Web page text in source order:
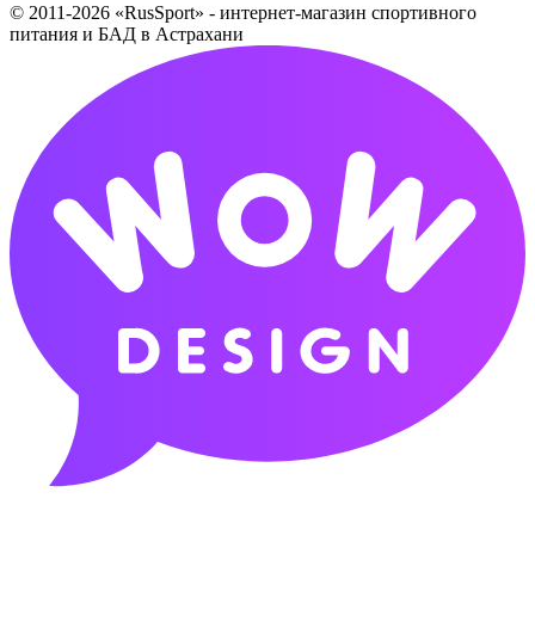
© 2011-2026 «RusSport» - интернет-магазин спортивного
питания и БАД в Астрахани